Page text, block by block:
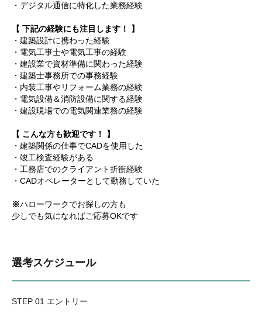
・デジタル通信に特化した業務経験
【 下記の経験にも注目します！ 】
・建築設計に携わった経験
・電気工事士や電気工事の経験
・建設業で資材準備に関わった経験
・建築士事務所での事務経験
・内装工事やリフォーム業務の経験
・電気設備＆消防設備に関する経験
・建設現場での電気関連業務の経験
【 こんな方も歓迎です！ 】
・建築関係の仕事でCADを使用した
・竣工検査経験がある
・工務店でのクライアント折衝経験
・CADオペレーターとして勤務していた
※ハローワークでお探しの方も
少しでも気になればご応募OKです
選考スケジュール
STEP 01 エントリー